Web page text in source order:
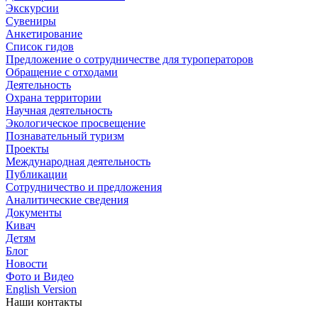
Экскурсии
Сувениры
Анкетирование
Список гидов
Предложение о сотрудничестве для туроператоров
Обращение с отходами
Деятельность
Охрана территории
Научная деятельность
Экологическое просвещение
Познавательный туризм
Проекты
Международная деятельность
Публикации
Сотрудничество и предложения
Аналитические сведения
Документы
Кивач
Детям
Блог
Новости
Фото и Видео
English Version
Наши контакты